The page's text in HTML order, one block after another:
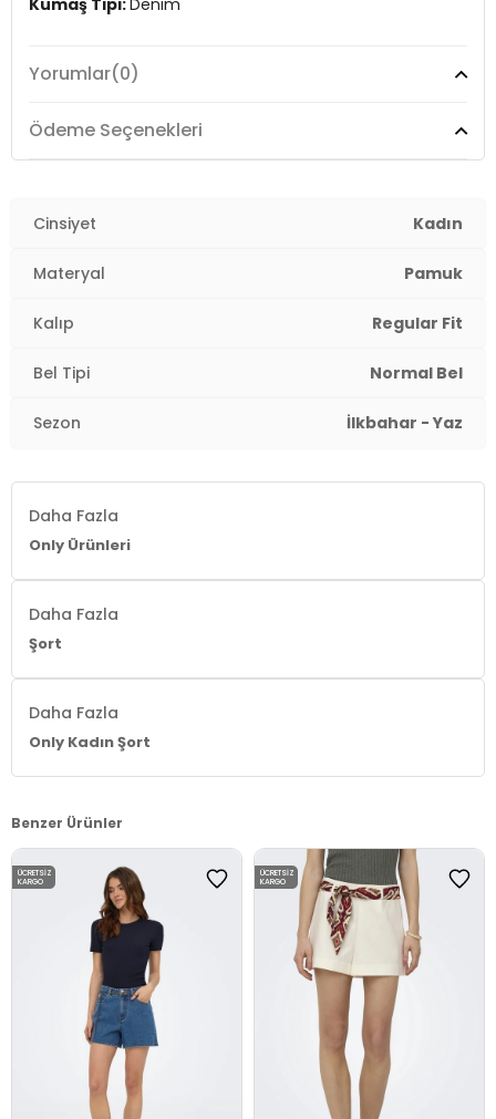
Kumaş Tipi:Denim
2DY15372986.25
Yorumlar(0)
Ödeme Seçenekleri
Cinsiyet Kadın
Materyal Pamuk
Kalıp Regular Fit
Bel Tipi Normal Bel
Sezon İlkbahar - Yaz
Daha Fazla
Only Ürünleri
Daha Fazla
Şort
Daha Fazla
Only Kadın Şort
Benzer Ürünler
ÜCRETSIZ
KARGO
ÜCRETSIZ
KARGO